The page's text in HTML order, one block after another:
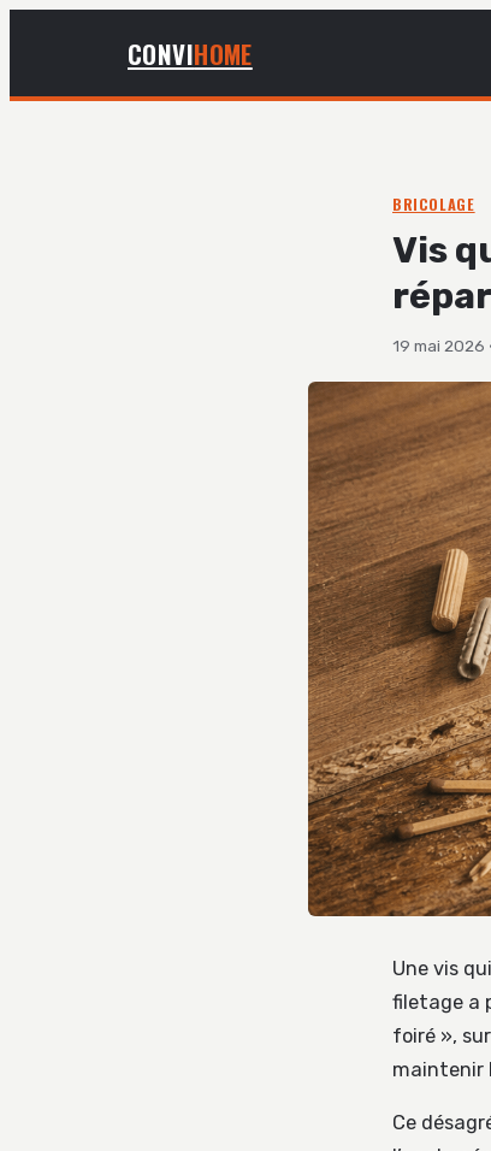
CONVIHOME
BRICOLAGE
Vis
19 mai 2026
Une vis
filetage a
foiré »,
maintenir
Ce